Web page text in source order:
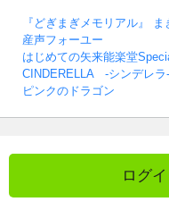
『どぎまぎメモリアル』
産声フォーユー
はじめての矢来能楽堂
CINDERELLA -シンデレラ-
ピンクのドラゴン
ログ